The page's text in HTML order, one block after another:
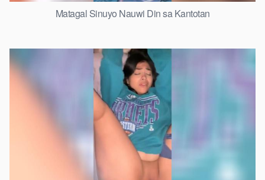
Matagal Sinuyo Nauwi Din sa Kantotan